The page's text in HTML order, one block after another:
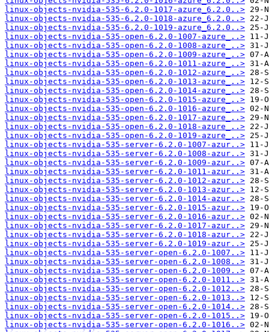
linux-objects-nvidia-535-6.2.0-1017-azure_6.2.0..>
linux-objects-nvidia-535-6.2.0-1018-azure_6.2.0..>
linux-objects-nvidia-535-6.2.0-1019-azure_6.2.0..>
linux-objects-nvidia-535-open-6.2.0-1007-azure_..>
linux-objects-nvidia-535-open-6.2.0-1008-azure_..>
linux-objects-nvidia-535-open-6.2.0-1009-azure_..>
linux-objects-nvidia-535-open-6.2.0-1011-azure_..>
linux-objects-nvidia-535-open-6.2.0-1012-azure_..>
linux-objects-nvidia-535-open-6.2.0-1013-azure_..>
linux-objects-nvidia-535-open-6.2.0-1014-azure_..>
linux-objects-nvidia-535-open-6.2.0-1015-azure_..>
linux-objects-nvidia-535-open-6.2.0-1016-azure_..>
linux-objects-nvidia-535-open-6.2.0-1017-azure_..>
linux-objects-nvidia-535-open-6.2.0-1018-azure_..>
linux-objects-nvidia-535-open-6.2.0-1019-azure_..>
linux-objects-nvidia-535-server-6.2.0-1007-azur..>
linux-objects-nvidia-535-server-6.2.0-1008-azur..>
linux-objects-nvidia-535-server-6.2.0-1009-azur..>
linux-objects-nvidia-535-server-6.2.0-1011-azur..>
linux-objects-nvidia-535-server-6.2.0-1012-azur..>
linux-objects-nvidia-535-server-6.2.0-1013-azur..>
linux-objects-nvidia-535-server-6.2.0-1014-azur..>
linux-objects-nvidia-535-server-6.2.0-1015-azur..>
linux-objects-nvidia-535-server-6.2.0-1016-azur..>
linux-objects-nvidia-535-server-6.2.0-1017-azur..>
linux-objects-nvidia-535-server-6.2.0-1018-azur..>
linux-objects-nvidia-535-server-6.2.0-1019-azur..>
linux-objects-nvidia-535-server-open-6.2.0-1007..>
linux-objects-nvidia-535-server-open-6.2.0-1008..>
linux-objects-nvidia-535-server-open-6.2.0-1009..>
linux-objects-nvidia-535-server-open-6.2.0-1011..>
linux-objects-nvidia-535-server-open-6.2.0-1012..>
linux-objects-nvidia-535-server-open-6.2.0-1013..>
linux-objects-nvidia-535-server-open-6.2.0-1014..>
linux-objects-nvidia-535-server-open-6.2.0-1015..>
linux-objects-nvidia-535-server-open-6.2.0-1016..>